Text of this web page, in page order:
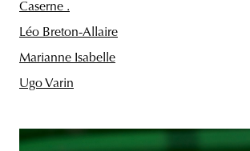
Caserne .
Léo Breton-Allaire
Marianne Isabelle
Ugo Varin